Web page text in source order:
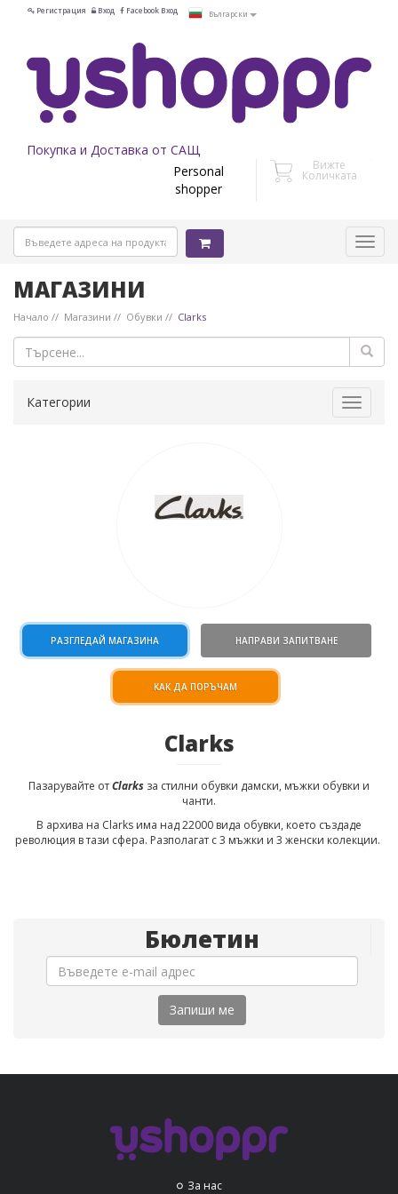
Регистрация Вход Facebook Вход Български
Покупка и Доставка от САЩ
Personal
shopper
Вижте
Количката
МАГАЗИНИ
Начало Магазини Обувки Clarks
Toggle
Категории
РАЗГЛЕДАЙ МАГАЗИНА НАПРАВИ ЗАПИТВАНЕ
КАК ДА ПОРЪЧАМ
Clarks
Пазарувайте отClarks за стилни обувки дамски, мъжки обувки и
чанти.
В архива на Clarks има над 22000 вида обувки, което създаде
революция в тази сфера. Разполагат с 3 мъжки и 3 женски колекции.
Бюлетин
Запиши ме
За нас